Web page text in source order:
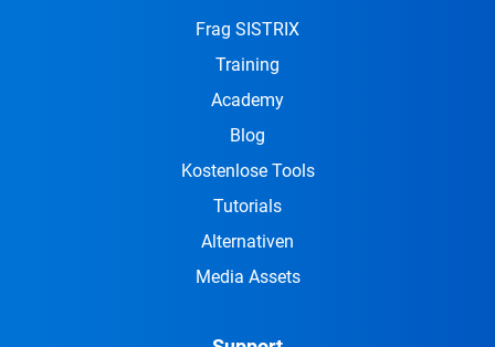
Frag SISTRIX
Training
Academy
Blog
Kostenlose Tools
Tutorials
Alternativen
Media Assets